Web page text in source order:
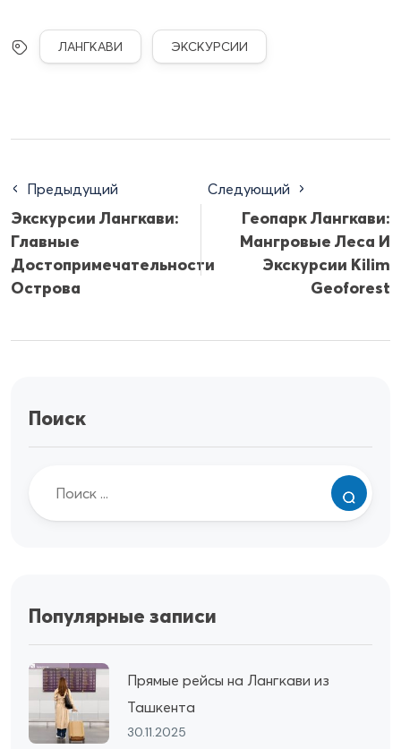
ЛАНГКАВИ ЭКСКУРСИИ
Предыдущий
Экскурсии Лангкави:
Главные
Достопримечательности
Острова
Следующий
Геопарк Лангкави:
Мангровые Леса И
Экскурсии Kilim
Geoforest
Поиск
Популярные записи
Прямые рейсы на Лангкави из
Ташкента
30.11.2025